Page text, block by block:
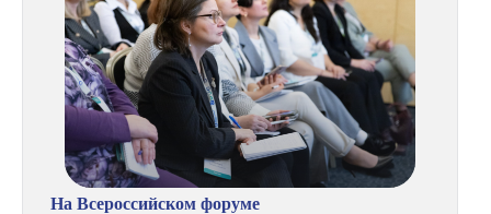
На Всероссийском форуме